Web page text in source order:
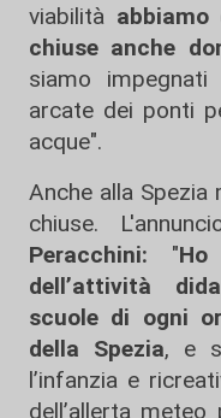
viabilità
chiuse anche
siamo
arcate dei ponti
acque".
Anche alla
chiuse.
Peracchini: "
dell’attività
scuole di ogni
della Spezia, e
l’infanzia e
dell’allerta